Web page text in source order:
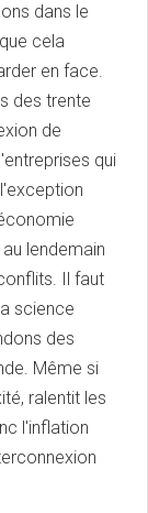
dans le
cela
en face.
des trente
de
qui
lendemain
Il faut
science
des
Même si
ralentit les
l'inflation